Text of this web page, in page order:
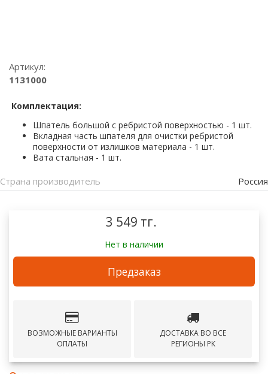
Артикул:
1131000
Комплектация:
Шпатель большой с ребристой поверхностью - 1 шт.
Вкладная часть шпателя для очистки ребристой
поверхности от излишков материала - 1 шт.
Вата стальная - 1 шт.
Страна производитель Россия
3 549 тг.
Нет в наличии
Предзаказ
ВОЗМОЖНЫЕ ВАРИАНТЫ
ОПЛАТЫ
ДОСТАВКА ВО ВСЕ
РЕГИОНЫ РК